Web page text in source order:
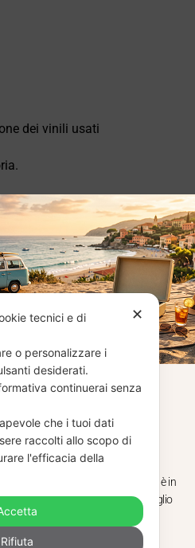
dei vinili usati
online?
i vinili usati
Usati | P.IVA 12240940960
✕
tecnici e di
o personalizzare i
desiderati.
continuerai senza
che i tuoi dati
raccolti allo scopo di
l'efficacia della
Rifiuta
ESTIVA
al 31 agosto venditaviniliusati.it è in
Gli ordini ricevuti entro il 29 luglio
saranno spediti regolarmente.